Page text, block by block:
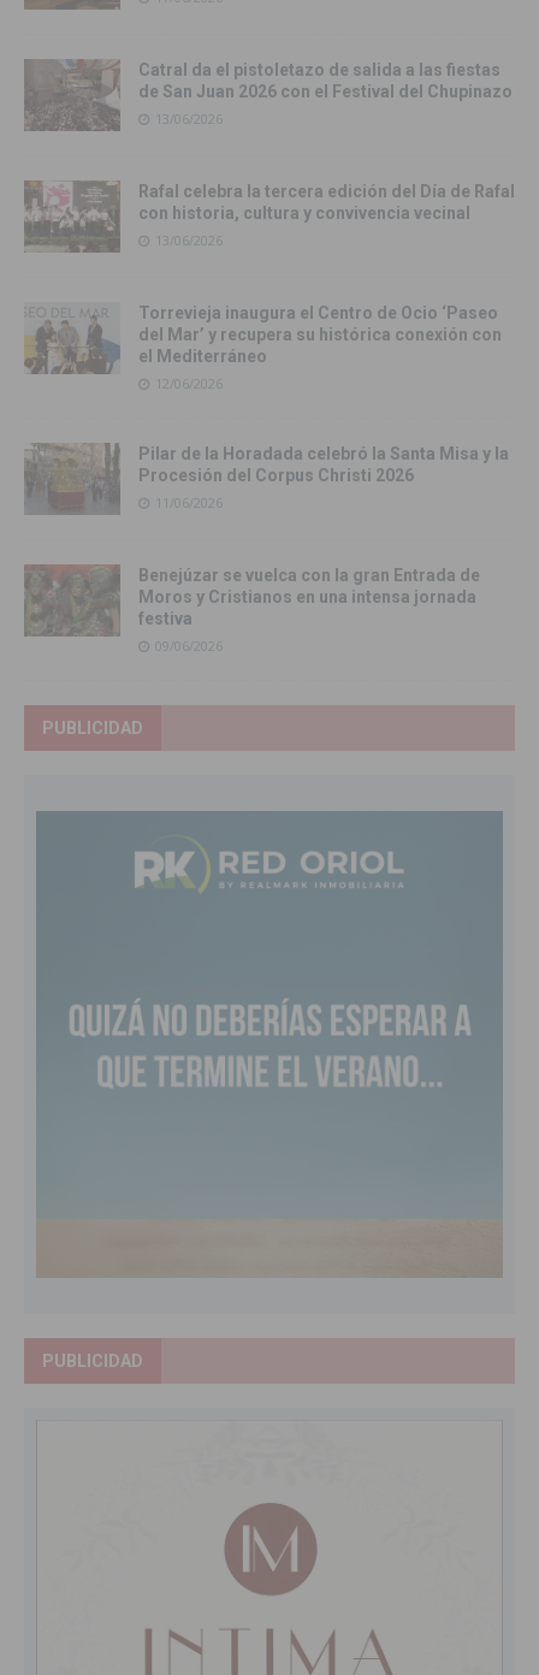
Catral da el pistoletazo de salida a las fiestas
de San Juan 2026 con el Festival del Chupinazo
13/06/2026
Rafal celebra la tercera edición del Día de Rafal
con historia, cultura y convivencia vecinal
13/06/2026
Torrevieja inaugura el Centro de Ocio ‘Paseo
del Mar’ y recupera su histórica conexión con
el Mediterráneo
12/06/2026
Pilar de la Horadada celebró la Santa Misa y la
Procesión del Corpus Christi 2026
11/06/2026
Benejúzar se vuelca con la gran Entrada de
Moros y Cristianos en una intensa jornada
festiva
09/06/2026
PUBLICIDAD
PUBLICIDAD